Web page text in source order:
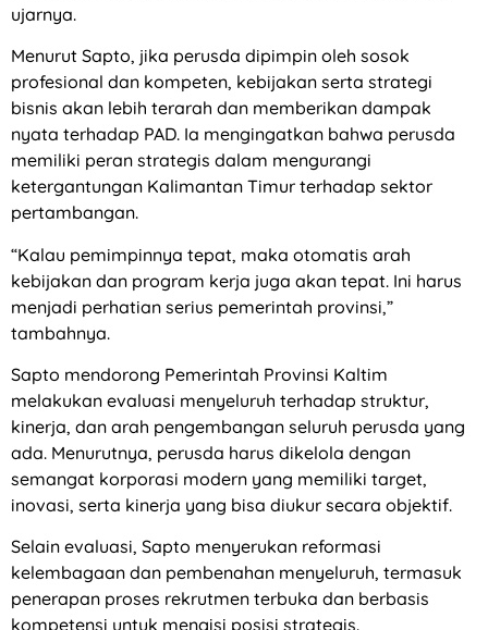
ujarnya.
Menurut Sapto, jika perusda dipimpin oleh sosok
profesional dan kompeten, kebijakan serta strategi
bisnis akan lebih terarah dan memberikan dampak
nyata terhadap PAD. Ia mengingatkan bahwa perusda
memiliki peran strategis dalam mengurangi
ketergantungan Kalimantan Timur terhadap sektor
pertambangan.
“Kalau pemimpinnya tepat, maka otomatis arah
kebijakan dan program kerja juga akan tepat. Ini harus
menjadi perhatian serius pemerintah provinsi,”
tambahnya.
Sapto mendorong Pemerintah Provinsi Kaltim
melakukan evaluasi menyeluruh terhadap struktur,
kinerja, dan arah pengembangan seluruh perusda yang
ada. Menurutnya, perusda harus dikelola dengan
semangat korporasi modern yang memiliki target,
inovasi, serta kinerja yang bisa diukur secara objektif.
Selain evaluasi, Sapto menyerukan reformasi
kelembagaan dan pembenahan menyeluruh, termasuk
penerapan proses rekrutmen terbuka dan berbasis
kompetensi untuk mengisi posisi strategis.